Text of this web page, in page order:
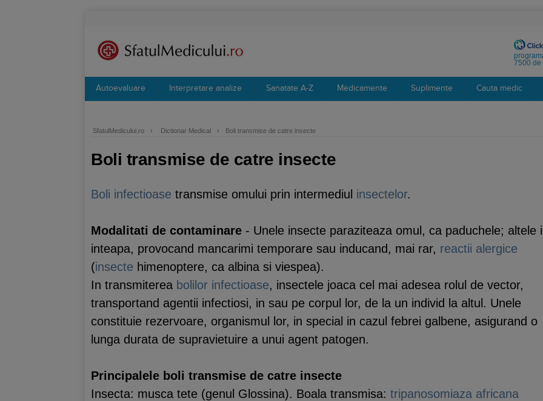
7500 de
Autoevaluare Interpretare analize Sanatate A-Z Medicamente Suplimente Cauta medic
SfatulMedicului.ro › Dictionar Medical › Boli transmise de catre insecte
Boli transmise de catre insecte
Boli infectioase transmise omului prin intermediul insectelor.
Modalitati de contaminare - Unele insecte paraziteaza omul, ca paduchele; altele
inteapa, provocand mancarimi temporare sau inducand, mai rar, reactii alergice
(insecte himenoptere, ca albina si viespea).
In transmiterea bolilor infectioase, insectele joaca cel mai adesea rolul de vector,
transportand agentii infectiosi, in sau pe corpul lor, de la un individ la altul. Unele
constituie rezervoare, organismul lor, in special in cazul febrei galbene, asigurand o
lunga durata de supravietuire a unui agent patogen.
Principalele boli transmise de catre insecte
Insecta: musca tete (genul Glossina). Boala transmisa: tripanosomiaza africana